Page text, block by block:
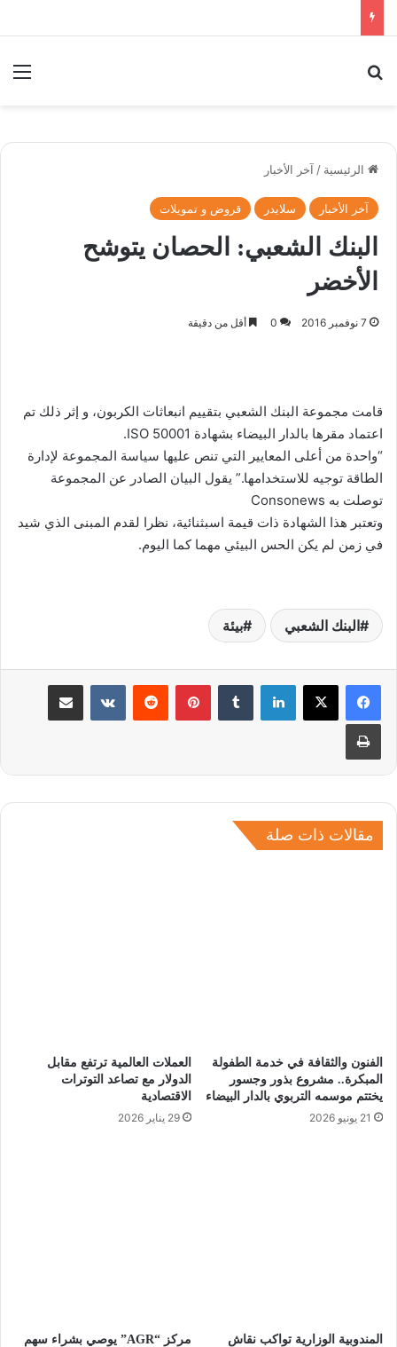
الرئيسية / آخر الأخبار
آخر الأخبار سلايدر قروض و تمويلات
البنك الشعبي: الحصان يتوشح
الأخضر
7 نوفمبر 2016 0 أقل من دقيقة
قامت مجموعة البنك الشعبي بتقييم انبعاثات الكربون، و إثر ذلك تم
اعتماد مقرها بالدار البيضاء بشهادة ISO 50001.
“واحدة من أعلى المعايير التي تنص عليها سياسة المجموعة لإدارة
الطاقة توجيه للاستخدامها.” يقول البيان الصادر عن المجموعة
توصلت به Consonews
وتعتبر هذا الشهادة ذات قيمة اسبثنائية، نظرا لقدم المبنى الذي شيد
في زمن لم يكن الحس البيئي مهما كما اليوم.
البنك الشعبي بيئة
لينكدإن بينتيريست مشاركة عبر البريد
طباعة
مقالات ذات صلة
الفنون والثقافة في خدمة الطفولة
المبكرة.. مشروع بذور وجسور
يختتم موسمه التربوي بالدار البيضاء
21 يونيو 2026
العملات العالمية ترتفع مقابل
الدولار مع تصاعد التوترات
الاقتصادية
29 يناير 2026
المندوبية الوزارية تواكب نقاش
مركز “AGR” يوصي بشراء سهم